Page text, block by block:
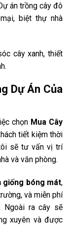
án trồng cây đô
biệt thự nhà
cây xanh, thiết
Dự Án Của
chọn Mua Cây
tiết kiệm thời
sẽ tư vấn vị trí
và văn phòng.
giống bóng mát,
và miễn phí
Ngoài ra cây sẽ
xuyên và được